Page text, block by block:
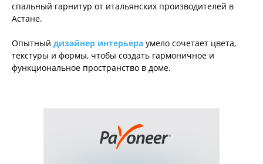
спальный гарнитур от итальянских производителей в
Астане.
Опытный дизайнер интерьера умело сочетает цвета,
текстуры и формы, чтобы создать гармоничное и
функциональное пространство в доме.